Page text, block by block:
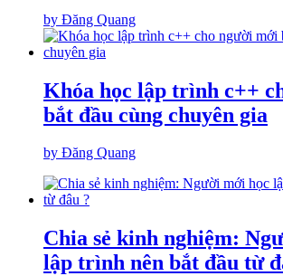
by Đăng Quang
Khóa học lập trình c++
bắt đầu cùng chuyên gia
by Đăng Quang
Chia sẻ kinh nghiệm:
lập trình nên bắt đầu từ